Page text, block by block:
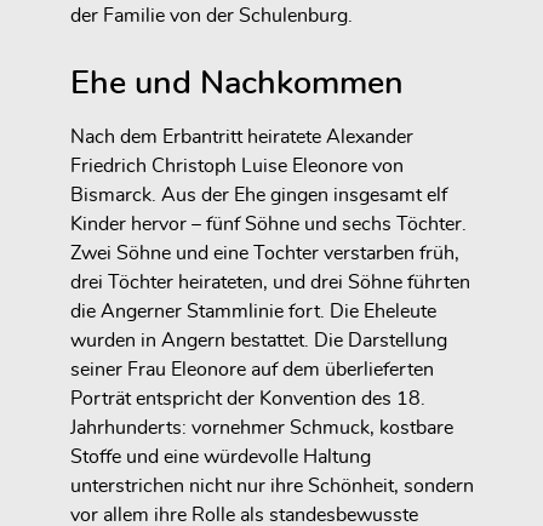
der Familie von der Schulenburg.
Ehe und Nachkommen
Nach dem Erbantritt heiratete Alexander
Friedrich Christoph Luise Eleonore von
Bismarck. Aus der Ehe gingen insgesamt elf
Kinder hervor – fünf Söhne und sechs Töchter.
Zwei Söhne und eine Tochter verstarben früh,
drei Töchter heirateten, und drei Söhne führten
die Angerner Stammlinie fort. Die Eheleute
wurden in Angern bestattet. Die Darstellung
seiner Frau Eleonore auf dem überlieferten
Porträt entspricht der Konvention des 18.
Jahrhunderts: vornehmer Schmuck, kostbare
Stoffe und eine würdevolle Haltung
unterstrichen nicht nur ihre Schönheit, sondern
vor allem ihre Rolle als standesbewusste